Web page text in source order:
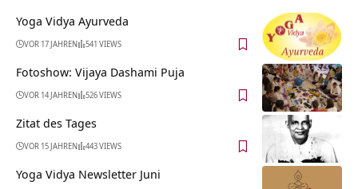
Yoga Vidya Ayurveda
VOR 17 JAHREN 541 VIEWS
Fotoshow: Vijaya Dashami Puja
VOR 14 JAHREN 526 VIEWS
Zitat des Tages
VOR 15 JAHREN 443 VIEWS
Yoga Vidya Newsletter Juni